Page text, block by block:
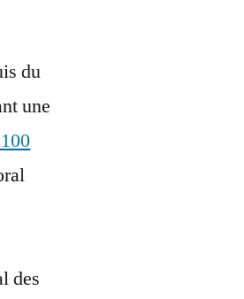
du
une
des